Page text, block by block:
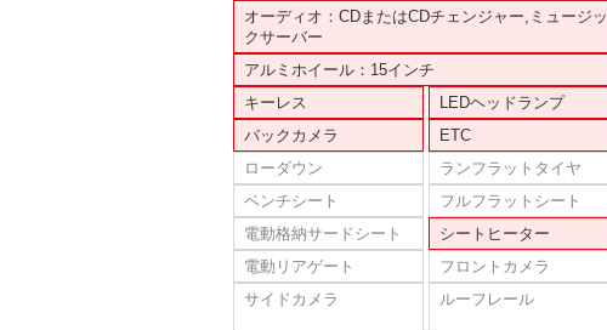
オーディオ：CDまたはCDチェンジャー,ミュージッ
クサーバー
アルミホイール：15インチ
キーレス
LEDヘッドランプ
バックカメラ
ETC
ローダウン
ランフラットタイヤ
ベンチシート
フルフラットシート
電動格納サードシート
シートヒーター
電動リアゲート
フロントカメラ
サイドカメラ
ルーフレール